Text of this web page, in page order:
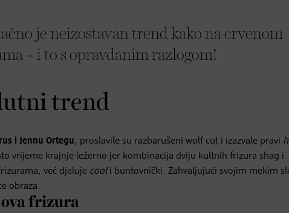
je neizostavan trend kako na crvenom
– i to s opravdanim razlogom!
trend
i Jennu Ortegu, proslavile su razbarušeni wolf cut i izazvale pravi
vrijeme krajnje ležerno jer kombinacija dviju kultnih frizura shag i
već djeluje cooli buntovnički. Zahvaljujući svojim mekim
obraza.
frizura